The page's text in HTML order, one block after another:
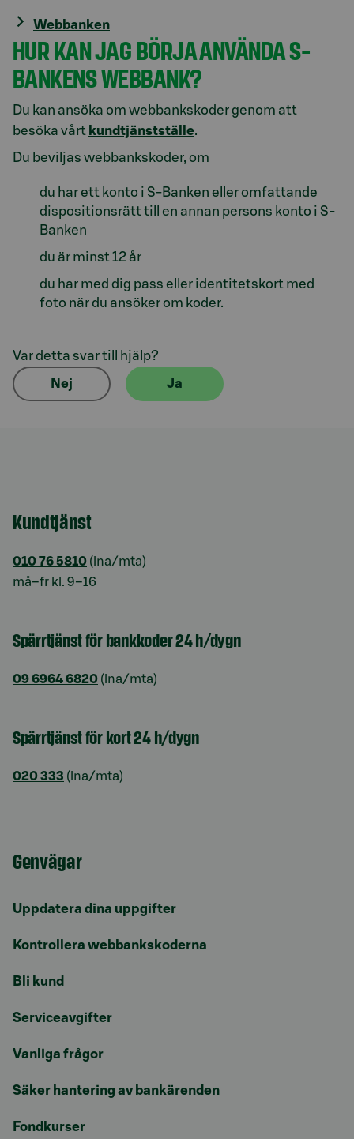
Webbanken
HUR KAN JAG BÖRJA ANVÄNDA S-
BANKENS WEBBANK?
Du kan ansöka om webbankskoder genom att
besöka vårt kundtjänstställe.
Du beviljas webbankskoder, om
du har ett konto i S-Banken eller omfattande
dispositionsrätt till en annan persons konto i S-
Banken
du är minst 12 år
du har med dig pass eller identitetskort med
foto när du ansöker om koder.
Var detta svar till hjälp?
Nej Ja
Kundtjänst
010 76 5810 (lna/mta)
må–fr kl. 9–16
Spärrtjänst för bankkoder 24 h/dygn
09 6964 6820 (lna/mta)
Spärrtjänst för kort 24 h/dygn
020 333 (lna/mta)
Genvägar
Uppdatera dina uppgifter
Kontrollera webbankskoderna
Bli kund
Serviceavgifter
Vanliga frågor
Säker hantering av bankärenden
Fondkurser